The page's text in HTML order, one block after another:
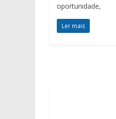
oportunidade,
Ler mais